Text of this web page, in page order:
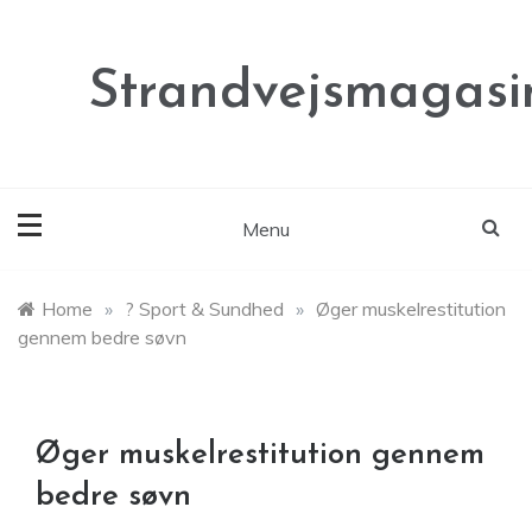
Menu
Home » ? Sport & Sundhed » Øger muskelrestitution
gennem bedre søvn
Øger muskelrestitution gennem
bedre søvn